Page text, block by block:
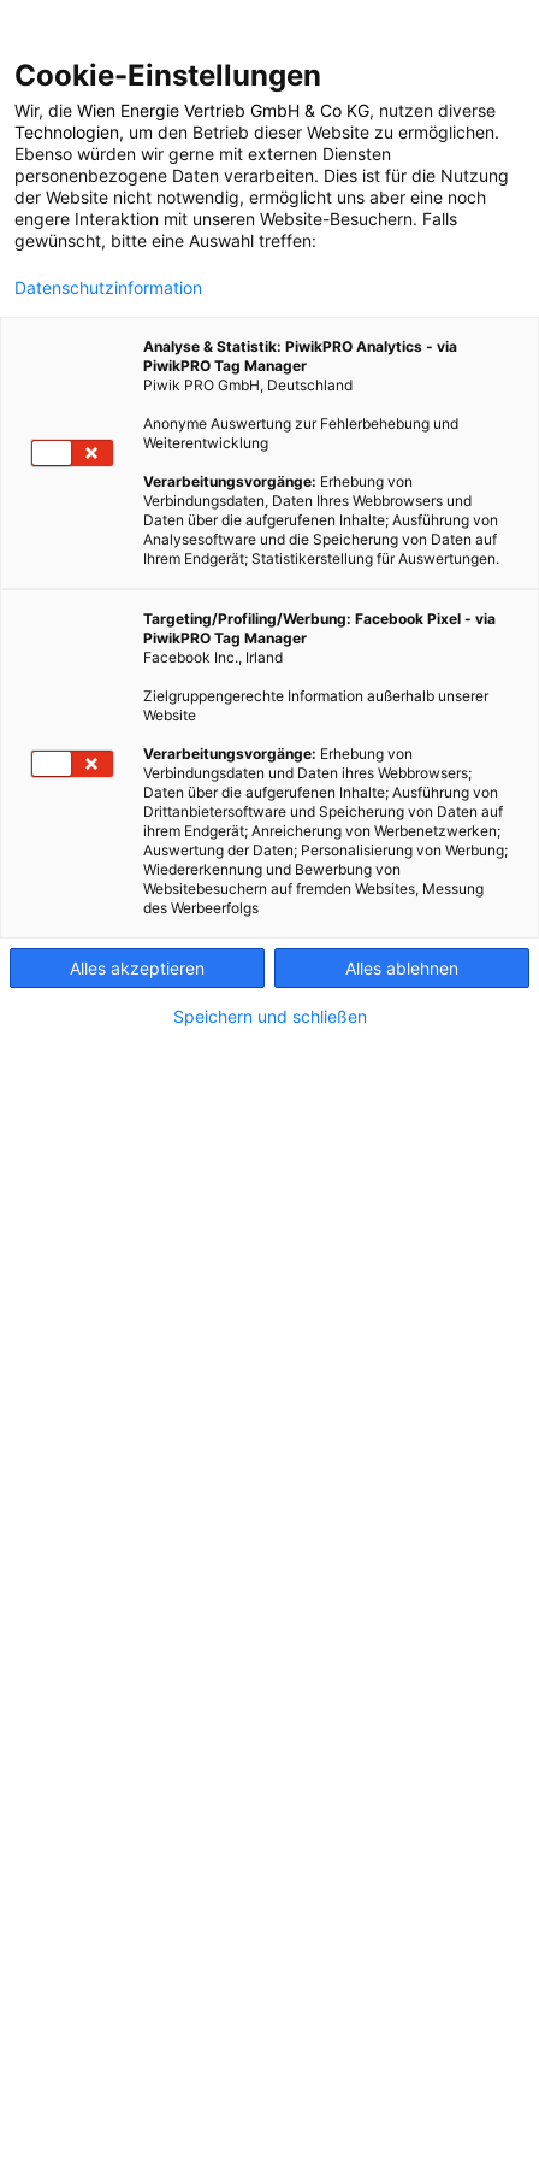
POSTS BY TAG
kompostierte Kleidung
1 BEITRAG
Cookie-Einstellungen
Wir, die Wien Energie Vertrieb GmbH & Co KG, nutzen diverse
Technologien, um den Betrieb dieser Website zu ermöglichen.
Ebenso würden wir gerne mit externen Diensten
personenbezogene Daten verarbeiten. Dies ist für die Nutzung
der Website nicht notwendig, ermöglicht uns aber eine noch
engere Interaktion mit unseren Website-Besuchern. Falls
gewünscht, bitte eine Auswahl treffen:
Datenschutzinformation
Analyse & Statistik: PiwikPRO Analytics - via
PiwikPRO Tag Manager
Piwik PRO GmbH, Deutschland
Anonyme Auswertung zur Fehlerbehebung und
Weiterentwicklung
Verarbeitungsvorgänge: Erhebung von
Verbindungsdaten, Daten Ihres Webbrowsers und
Daten über die aufgerufenen Inhalte; Ausführung von
Analysesoftware und die Speicherung von Daten auf
Ihrem Endgerät; Statistikerstellung für Auswertungen.
Targeting/Profiling/Werbung: Facebook Pixel - via
PiwikPRO Tag Manager
Facebook Inc., Irland
Zielgruppengerechte Information außerhalb unserer
Website
Verarbeitungsvorgänge: Erhebung von
Verbindungsdaten und Daten ihres Webbrowsers;
Daten über die aufgerufenen Inhalte; Ausführung von
Drittanbietersoftware und Speicherung von Daten auf
ihrem Endgerät; Anreicherung von Werbenetzwerken;
Auswertung der Daten; Personalisierung von Werbung;
Wiedererkennung und Bewerbung von
Websitebesuchern auf fremden Websites, Messung
des Werbeerfolgs
Alles akzeptieren Alles ablehnen
Speichern und schließen